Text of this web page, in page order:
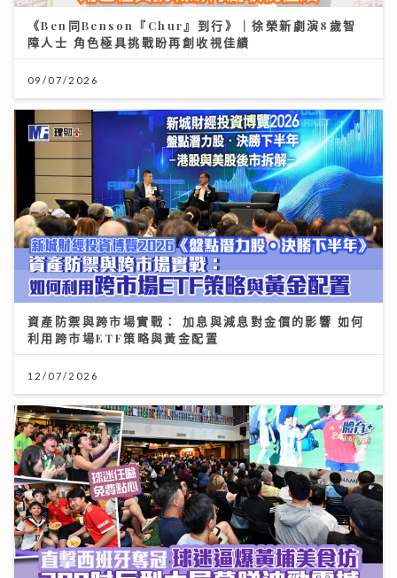
《Ben同Benson『Chur』到行》｜徐榮新劇演8歲智
障人士 角色極具挑戰盼再創收視佳績
09/07/2026
資產防禦與跨市場實戰： 加息與減息對金價的影響 如何
利用跨市場ETF策略與黃金配置
12/07/2026